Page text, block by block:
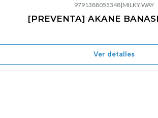
9791388055348|MILKY WAY
[PREVENTA] AKANE
Ver detalles